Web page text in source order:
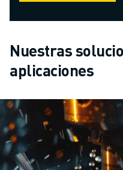
Nuestras
aplicaciones